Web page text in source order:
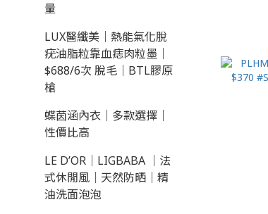
量
LUX醫纖美｜熱能氣化脫
疣油脂粒靠血痣肉粒墨｜
$688/6次 脫毛｜BTL膠原
槍
蝶茵涵內衣｜多款選擇｜
性價比高
LE D’OR｜LIGBABA ｜法
式休閒風｜天然防晒｜精
油洗面泡泡